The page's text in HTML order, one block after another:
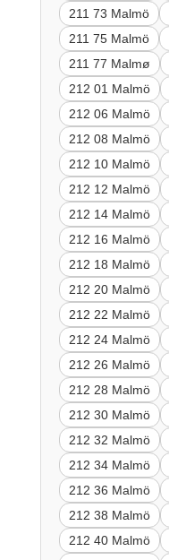
211 73 Malmö
211 75 Malmö
211 77 Malmø
212 01 Malmö
212 06 Malmö
212 08 Malmö
212 10 Malmö
212 12 Malmö
212 14 Malmö
212 16 Malmö
212 18 Malmö
212 20 Malmö
212 22 Malmö
212 24 Malmö
212 26 Malmö
212 28 Malmö
212 30 Malmö
212 32 Malmö
212 34 Malmö
212 36 Malmö
212 38 Malmö
212 40 Malmö